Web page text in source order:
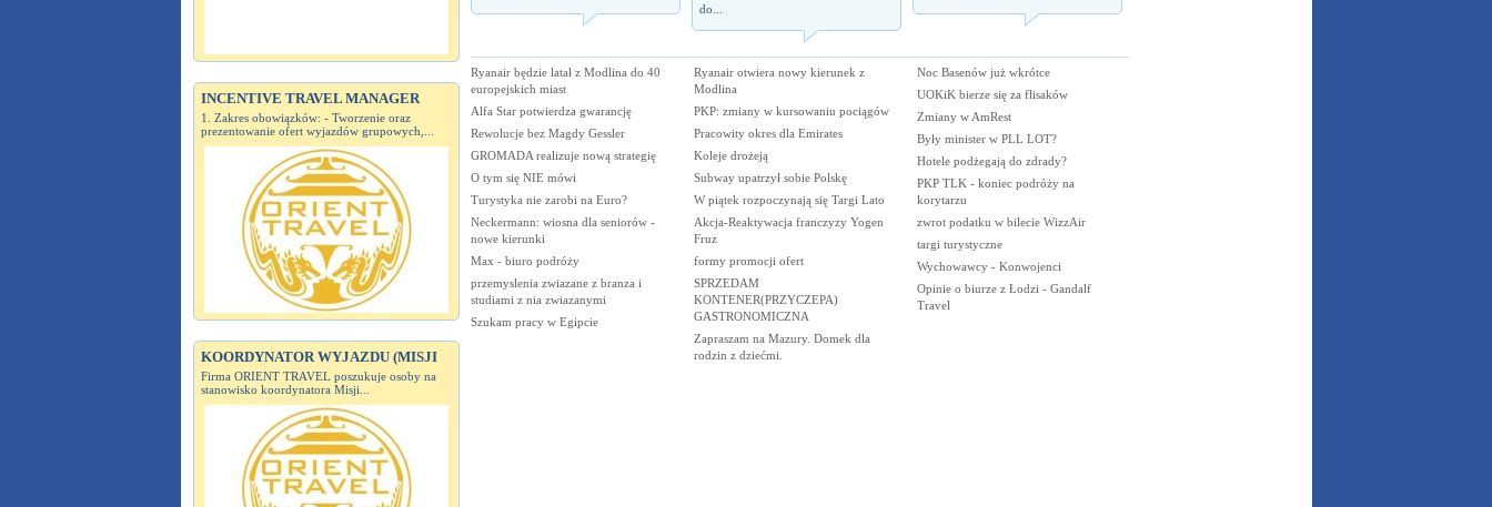
INCENTIVE TRAVEL MANAGER
1. Zakres obowiązków: - Tworzenie oraz
prezentowanie ofert wyjazdów grupowych,...
KOORDYNATOR WYJAZDU (MISJI
Firma ORIENT TRAVEL poszukuje osoby na
stanowisko koordynatora Misji...
do...
Ryanair będzie latał z Modlina do 40
europejskich miast
Alfa Star potwierdza gwarancję
Rewolucje bez Magdy Gessler
GROMADA realizuje nową strategię
O tym się NIE mówi
Turystyka nie zarobi na Euro?
Neckermann: wiosna dla seniorów -
nowe kierunki
Max - biuro podróży
przemyslenia zwiazane z branza i
studiami z nia zwiazanymi
Szukam pracy w Egipcie
Ryanair otwiera nowy kierunek z
Modlina
PKP: zmiany w kursowaniu pociągów
Pracowity okres dla Emirates
Koleje drożeją
Subway upatrzył sobie Polskę
W piątek rozpoczynają się Targi Lato
Akcja-Reaktywacja franczyzy Yogen
Fruz
formy promocji ofert
SPRZEDAM
KONTENER(PRZYCZEPA)
GASTRONOMICZNA
Zapraszam na Mazury. Domek dla
rodzin z dziećmi.
Noc Basenów już wkrótce
UOKiK bierze się za flisaków
Zmiany w AmRest
Były minister w PLL LOT?
Hotele podżegają do zdrady?
PKP TLK - koniec podróży na
korytarzu
zwrot podatku w bilecie WizzAir
targi turystyczne
Wychowawcy - Konwojenci
Opinie o biurze z Łodzi - Gandalf
Travel